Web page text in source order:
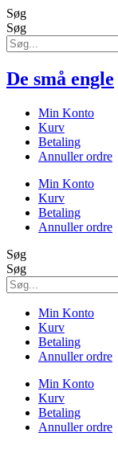
Søg
Søg
De små engle
Min Konto
Kurv
Betaling
Annuller ordre
Min Konto
Kurv
Betaling
Annuller ordre
Søg
Søg
Min Konto
Kurv
Betaling
Annuller ordre
Min Konto
Kurv
Betaling
Annuller ordre